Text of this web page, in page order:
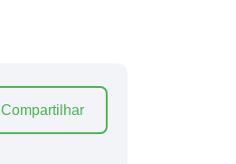
Compartilhar